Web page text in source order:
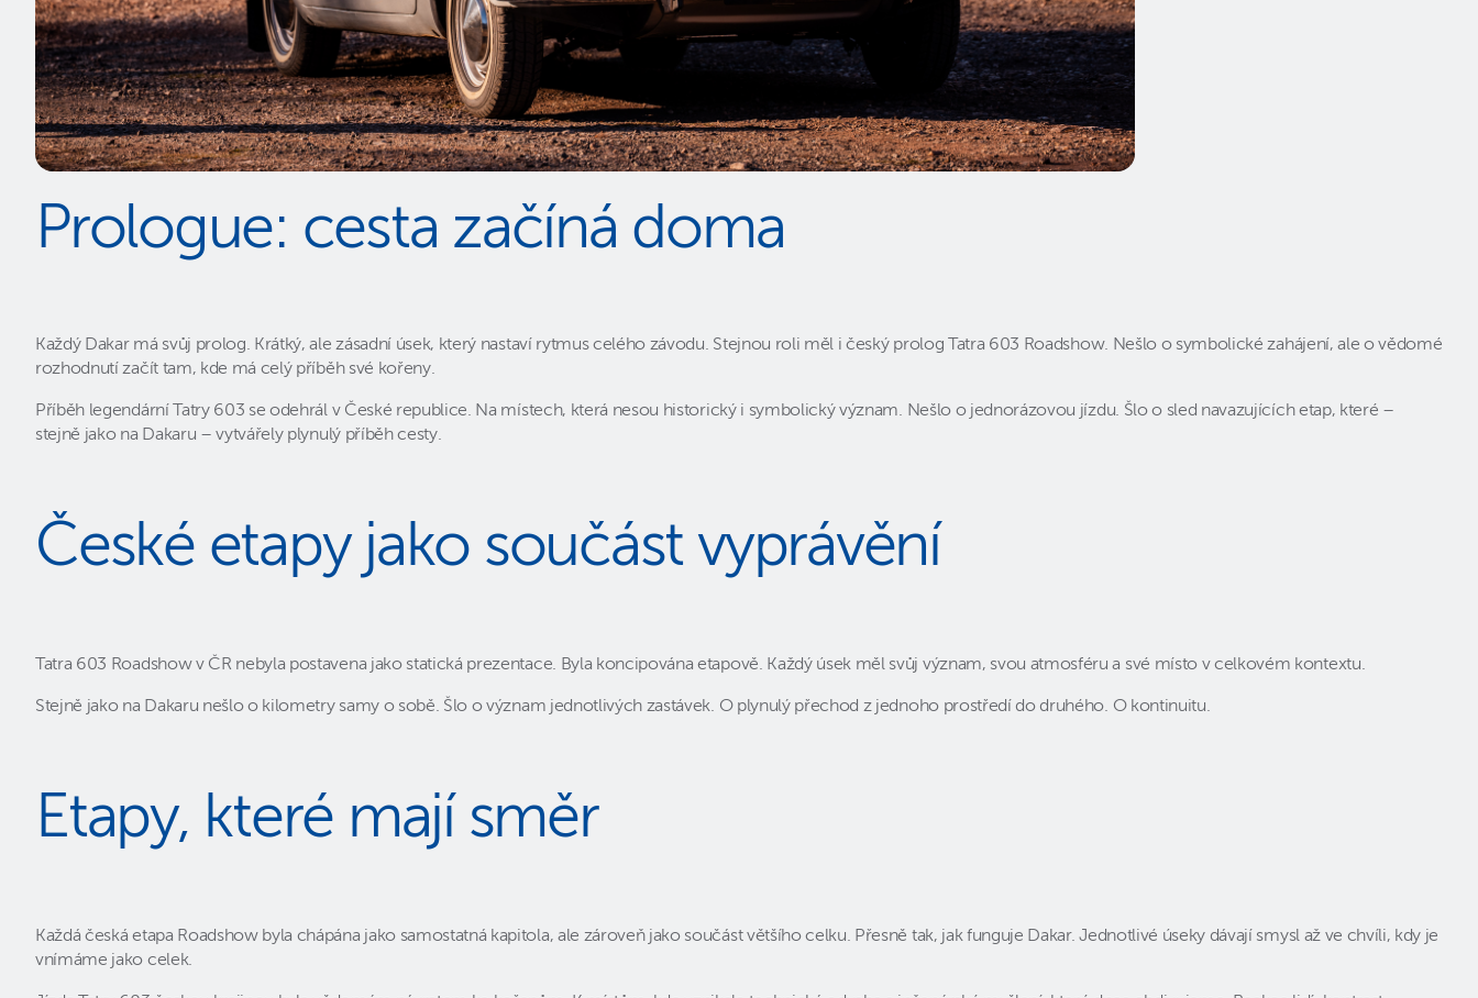
Prologue: cesta začíná doma
Každý Dakar má svůj prolog. Krátký, ale zásadní úsek, který nastaví rytmus celého závodu. Stejnou roli měl i český prolog Tatra 603 Roadshow. Nešlo o symbolické zahájení, ale o vědomé
rozhodnutí začít tam, kde má celý příběh své kořeny.
Příběh legendární Tatry 603 se odehrál v České republice. Na místech, která nesou historický i symbolický význam. Nešlo o jednorázovou jízdu. Šlo o sled navazujících etap, které –
stejně jako na Dakaru – vytvářely plynulý příběh cesty.
České etapy jako součást vyprávění
Tatra 603 Roadshow v ČR nebyla postavena jako statická prezentace. Byla koncipována etapově. Každý úsek měl svůj význam, svou atmosféru a své místo v celkovém kontextu.
Stejně jako na Dakaru nešlo o kilometry samy o sobě. Šlo o význam jednotlivých zastávek. O plynulý přechod z jednoho prostředí do druhého. O kontinuitu.
Etapy, které mají směr
Každá česká etapa Roadshow byla chápána jako samostatná kapitola, ale zároveň jako součást většího celku. Přesně tak, jak funguje Dakar. Jednotlivé úseky dávají smysl až ve chvíli, kdy je
vnímáme jako celek.